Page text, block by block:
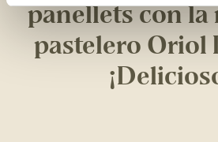
panellets con la
pastelero Oriol